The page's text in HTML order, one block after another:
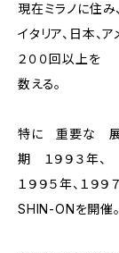
現在ミラノに住み
イタリア、日本、
２００回以上を
数える。
特に 重要な 展
期 １９９３年、
１９９５年、１９
SHIN-ONを開催。